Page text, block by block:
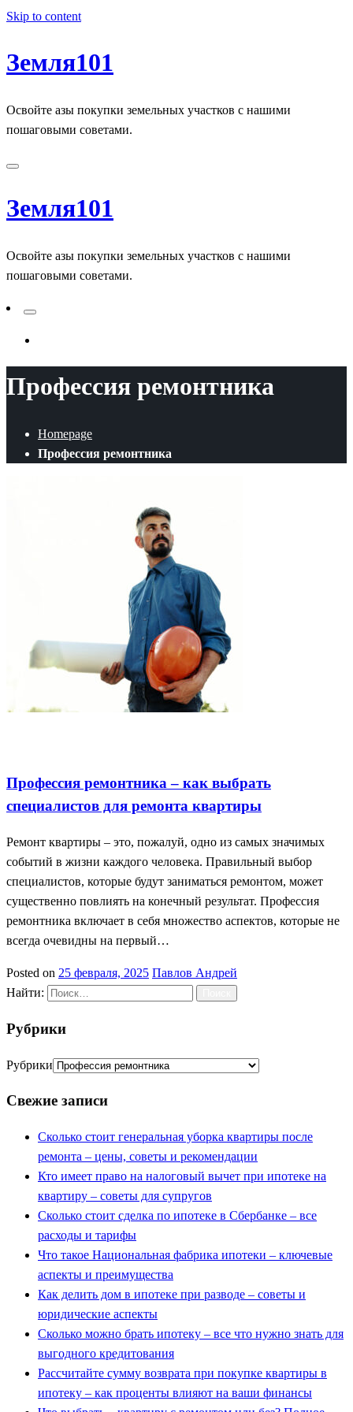
Skip to content
Земля101
Освойте азы покупки земельных участков с нашими
пошаговыми советами.
Земля101
Освойте азы покупки земельных участков с нашими
пошаговыми советами.
Профессия ремонтника
Homepage
Профессия ремонтника
Профессия ремонтника – как выбрать
специалистов для ремонта квартиры
Ремонт квартиры – это, пожалуй, одно из самых значимых
событий в жизни каждого человека. Правильный выбор
специалистов, которые будут заниматься ремонтом, может
существенно повлиять на конечный результат. Профессия
ремонтника включает в себя множество аспектов, которые не
всегда очевидны на первый…
Posted on 25 февраля, 2025 Павлов Андрей
Найти:
Рубрики
Рубрики
Свежие записи
Сколько стоит генеральная уборка квартиры после
ремонта – цены, советы и рекомендации
Кто имеет право на налоговый вычет при ипотеке на
квартиру – советы для супругов
Сколько стоит сделка по ипотеке в Сбербанке – все
расходы и тарифы
Что такое Национальная фабрика ипотеки – ключевые
аспекты и преимущества
Как делить дом в ипотеке при разводе – советы и
юридические аспекты
Сколько можно брать ипотеку – все что нужно знать для
выгодного кредитования
Рассчитайте сумму возврата при покупке квартиры в
ипотеку – как проценты влияют на ваши финансы